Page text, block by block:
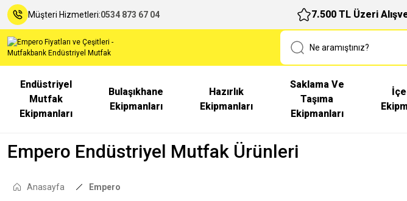
Müşteri Hizmetleri:0534 873 67 04 7.500 TL Üzeri
Endüstriyel
Mutfak
Ekipmanları
Bulaşıkhane
Ekipmanları
Hazırlık
Ekipmanları
Saklama Ve
Taşıma
Ekipmanları
Empero Endüstriyel Mutfak Ürünleri
Anasayfa Empero